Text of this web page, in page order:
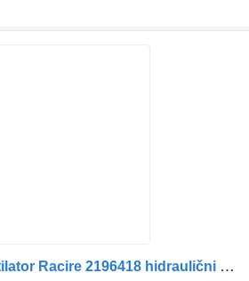
Motor Hidraulic Ventilator Racire 2196418 hidraulični motor za Scania 2196418 2032381 1853889 kamiona